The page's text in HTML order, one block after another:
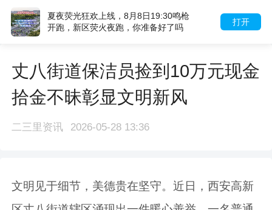
夏夜荧光狂欢上线，8月8日19:30鸣枪
开跑，新区荧火夜跑，你准备好了吗
丈八街道保洁员捡到10万元现金
拾金不昧彰显文明新风
二三里资讯 2026-05-28 13:36
文明见于细节，美德贵在坚守。近日，西安高新